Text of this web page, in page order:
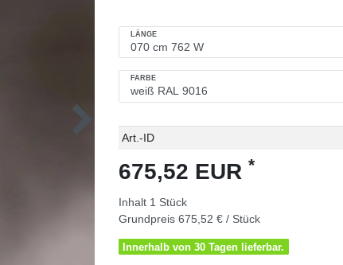
LÄNGE
FARBE
Technisches
Wert
Art.-ID
675,52 EUR *
Inhalt 1 Stück
Grundpreis 675,52 € / Stück
Innerhalb von 30 Tagen lieferbar.